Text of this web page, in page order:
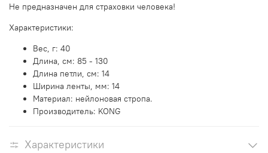
Не предназначен для страховки человека!
Характеристики:
Вес, г: 40
Длина, см: 85 - 130
Длина петли, см: 14
Ширина ленты, мм: 14
Материал: нейлоновая стропа.
Производитель: KONG
Характеристики